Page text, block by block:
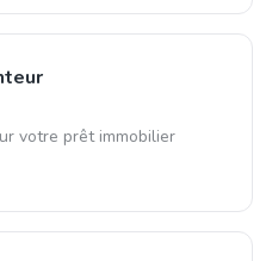
votre prêt immobilier